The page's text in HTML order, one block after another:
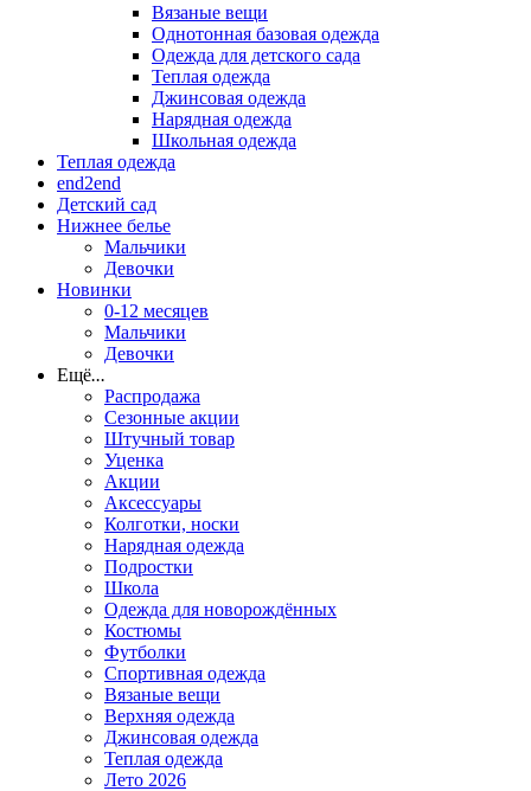
Вязаные вещи
Однотонная базовая одежда
Одежда для детского сада
Теплая одежда
Джинсовая одежда
Нарядная одежда
Школьная одежда
Теплая одежда
end2end
Детский сад
Нижнее белье
Мальчики
Девочки
Новинки
0-12 месяцев
Мальчики
Девочки
Ещё...
Распродажа
Сезонные акции
Штучный товар
Уценка
Акции
Аксессуары
Колготки, носки
Нарядная одежда
Подростки
Школа
Одежда для новорождённых
Костюмы
Футболки
Спортивная одежда
Вязаные вещи
Верхняя одежда
Джинсовая одежда
Теплая одежда
Лето 2026